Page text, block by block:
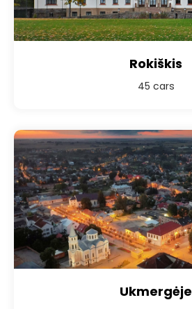
Rokiškis
45 cars
Ukmergėje